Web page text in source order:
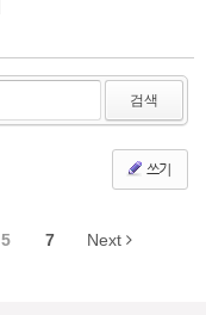
검색
쓰기
5 7 Next